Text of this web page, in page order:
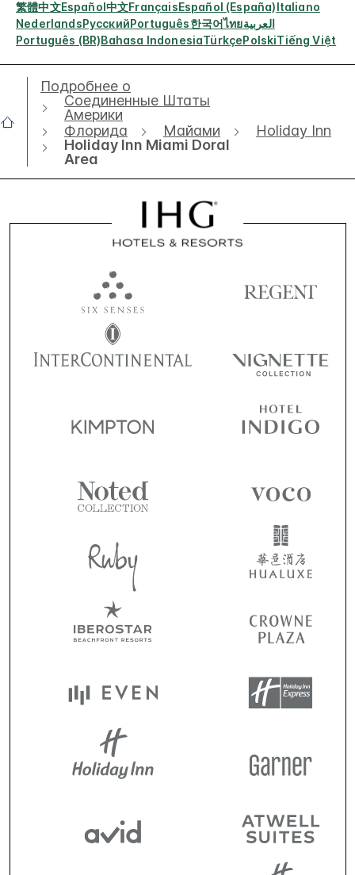
繁體中文Español中文FrançaisEspañol (España)Italiano
NederlandsРусскийPortuguês한국어ไทยالعربية
Português (BR)Bahasa IndonesiaTürkçePolskiTiếng Việt
Подробнее о
Соединенные Штаты
Америки
Флорида
Майами
Holiday Inn
Holiday Inn Miami Doral
Area